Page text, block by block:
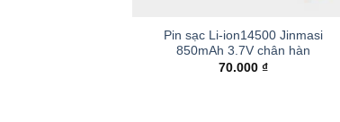
Pin sạc Li-ion14500 Jinmasi
850mAh 3.7V chân hàn
70.000 ₫